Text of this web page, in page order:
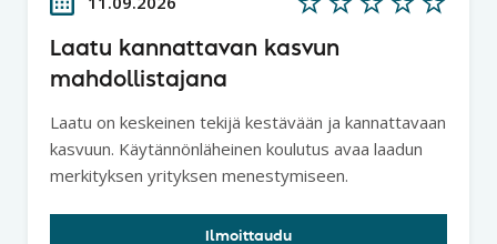
Laatu kannattavan kasvun
mahdollistajana
Laatu on keskeinen tekijä kestävään ja kannattavaan
kasvuun. Käytännönläheinen koulutus avaa laadun
merkityksen yrityksen menestymiseen.
Ilmoittaudu